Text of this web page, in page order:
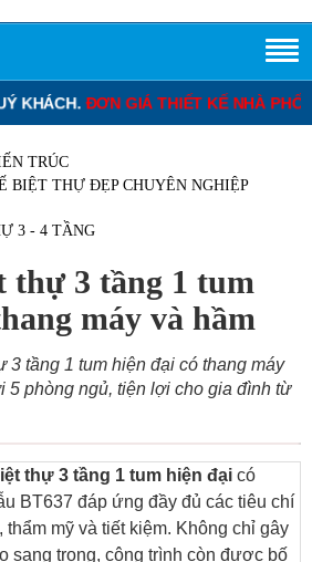
ĐƠN GIÁ THIẾT KẾ NHÀ PHỐ: 120.000
TRÚC
BIỆT THỰ ĐẸP CHUYÊN NGHIỆP
3 - 4 TẦNG
thự 3 tầng 1 tum
máy và hầm
3 tầng 1 tum hiện đại có thang máy
5 phòng ngủ, tiện lợi cho gia đình từ
thự 3 tầng 1 tum hiện đại có
BT637 đáp ứng đầy đủ các tiêu chí
mỹ và tiết kiệm. Không chỉ gây
sang trọng, công trình còn được bố